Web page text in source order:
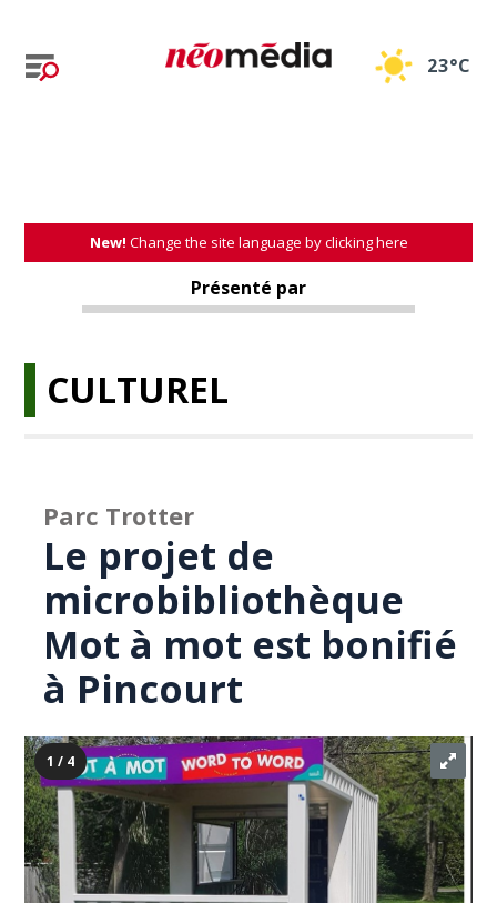
23°C
New! Change the site language by clicking here
Présenté par
CULTUREL
Parc Trotter
Le projet de
microbibliothèque
Mot à mot est bonifié
à Pincourt
1 / 4